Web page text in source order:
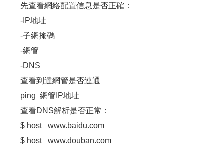
先查看網絡配置信息是否正確：
-IP地址
-子網掩碼
-網管
-DNS
查看到達網管是否連通
ping 網管IP地址
查看DNS解析是否正常：
$ host www.baidu.com
$ host www.douban.com